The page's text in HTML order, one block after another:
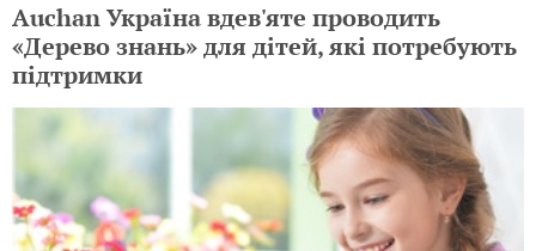
Auchan Україна вдев'яте проводить
«Дерево знань» для дітей, які потребують
підтримки